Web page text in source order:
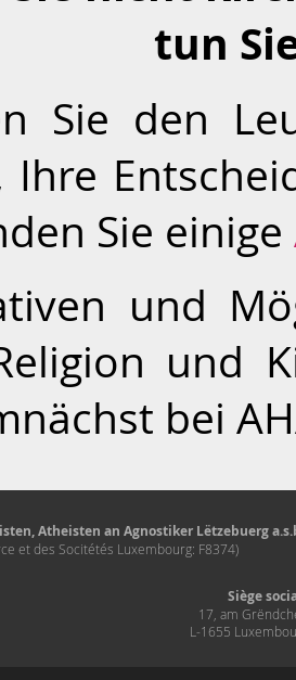
tun
Sie den
Ihre
Sie einige
und
und
bei
Atheisten an Agnostiker Lëtzebuerg
et des Socitétés Luxembourg: F8374)
Siège
17, am
L-1655